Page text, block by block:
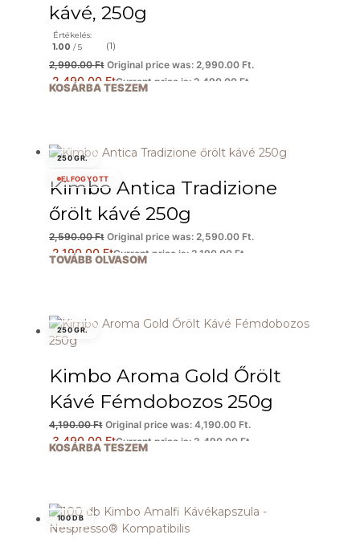
kávé, 250g
Értékelés:
1.00 / 5
(1)
2,990.00Ft Original price was: 2,990.00 Ft.
2,490.00FtCurrent price is: 2,490.00 Ft.
KOSÁRBA TESZEM
250 GR.
ELFOGYOTT
Kimbo Antica Tradizione
őrölt kávé 250g
2,590.00Ft Original price was: 2,590.00 Ft.
2,190.00FtCurrent price is: 2,190.00 Ft.
TOVÁBB OLVASOM
250 GR.
Kimbo Aroma Gold Őrölt
Kávé Fémdobozos 250g
4,190.00Ft Original price was: 4,190.00 Ft.
3,490.00FtCurrent price is: 3,490.00 Ft.
KOSÁRBA TESZEM
100 DB